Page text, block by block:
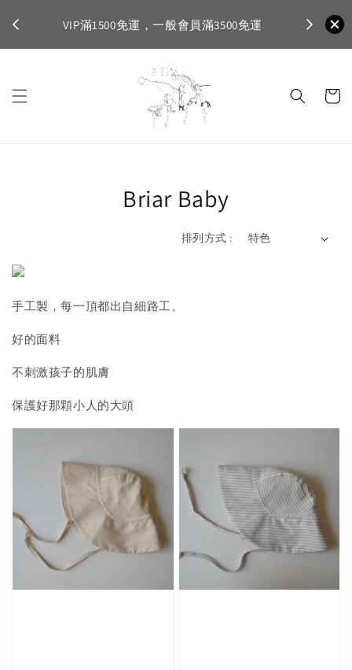
VIP滿1500免運，一般會員滿3500免運
首購登入
Briar Baby
排列方式 :
手工製，每一頂都出自細路工。
好的面料
不刺激孩子的肌膚
保護好那顆小人的大頭